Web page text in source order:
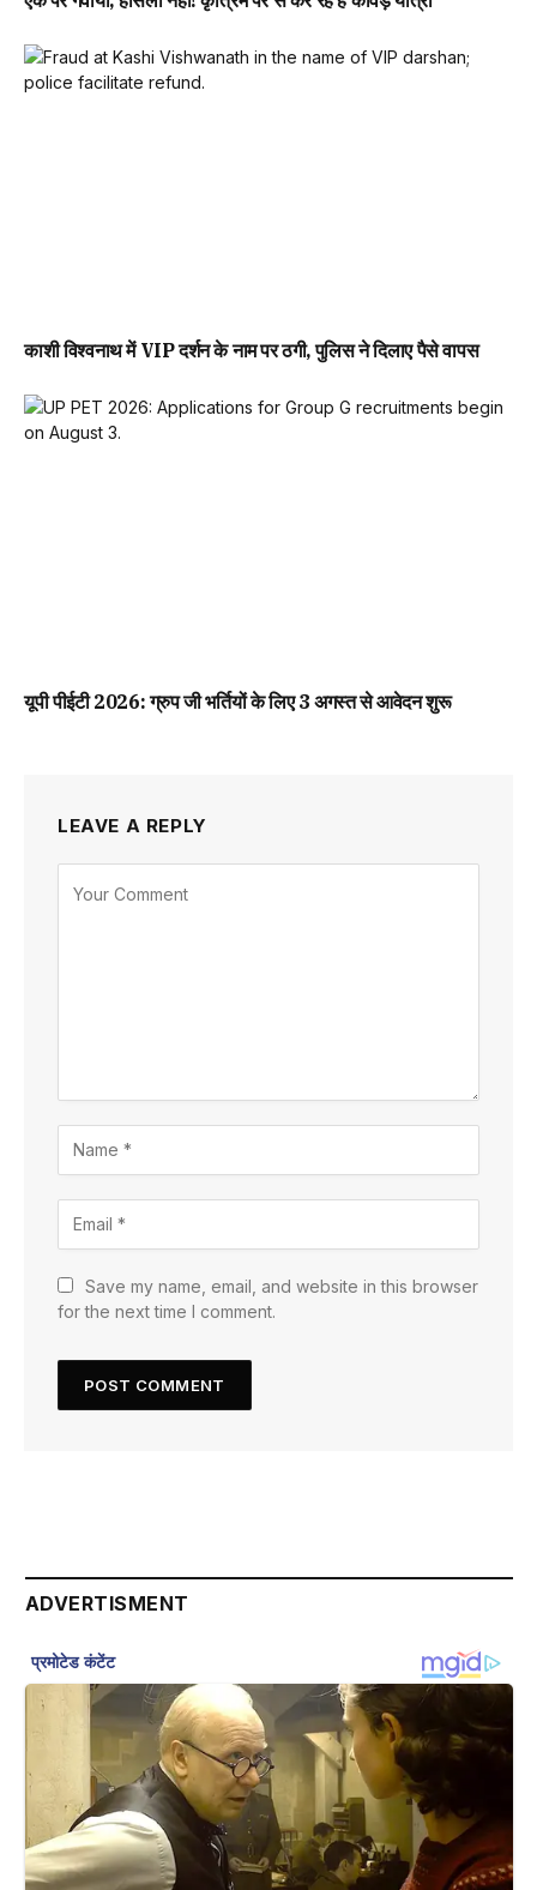
काशी विश्वनाथ में VIP दर्शन के नाम पर ठगी, पुलिस ने दिलाए पैसे वापस
यूपी पीईटी 2026: ग्रुप जी भर्तियों के लिए 3 अगस्त से आवेदन शुरू
LEAVE A REPLY
Save my name, email, and website in this browser
for the next time I comment.
ADVERTISMENT